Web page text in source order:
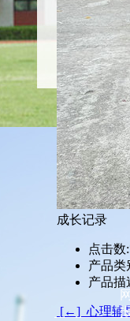
成长记录
点击数:
产品类
产品描
[←] 心理辅